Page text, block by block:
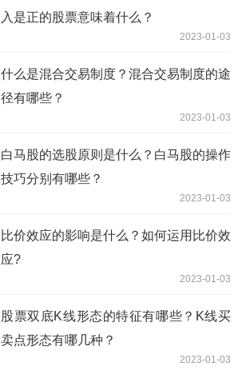
入是正的股票意味着什么？
2023-01-03
什么是混合交易制度？混合交易制度的途
径有哪些？
2023-01-03
白马股的选股原则是什么？白马股的操作
技巧分别有哪些？
2023-01-03
比价效应的影响是什么？如何运用比价效
应?
2023-01-03
股票双底K线形态的特征有哪些？K线买
卖点形态有哪几种？
2023-01-03